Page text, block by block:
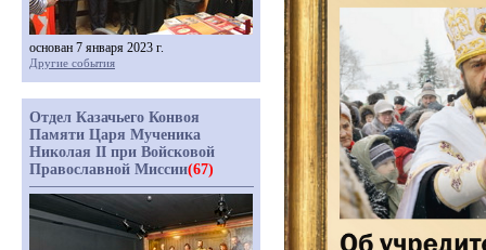
основан 7 января 2023 г.
Другие события
Отдел Казачьего Конвоя
Памяти Царя Мученика
Николая II при Войсковой
Православной Миссии(67)